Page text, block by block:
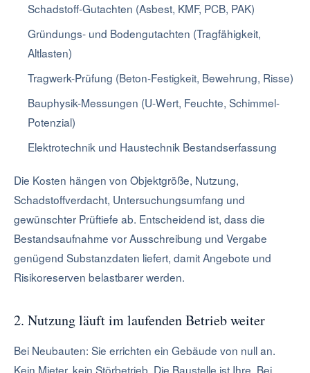
Schadstoff-Gutachten (Asbest, KMF, PCB, PAK)
Gründungs- und Bodengutachten (Tragfähigkeit,
Altlasten)
Tragwerk-Prüfung (Beton-Festigkeit, Bewehrung, Risse)
Bauphysik-Messungen (U-Wert, Feuchte, Schimmel-
Potenzial)
Elektrotechnik und Haustechnik Bestandserfassung
Die Kosten hängen von Objektgröße, Nutzung,
Schadstoffverdacht, Untersuchungsumfang und
gewünschter Prüftiefe ab. Entscheidend ist, dass die
Bestandsaufnahme vor Ausschreibung und Vergabe
genügend Substanzdaten liefert, damit Angebote und
Risikoreserven belastbarer werden.
2. Nutzung läuft im laufenden Betrieb weiter
Bei Neubauten: Sie errichten ein Gebäude von null an.
Kein Mieter, kein Störbetrieb. Die Baustelle ist Ihre. Bei